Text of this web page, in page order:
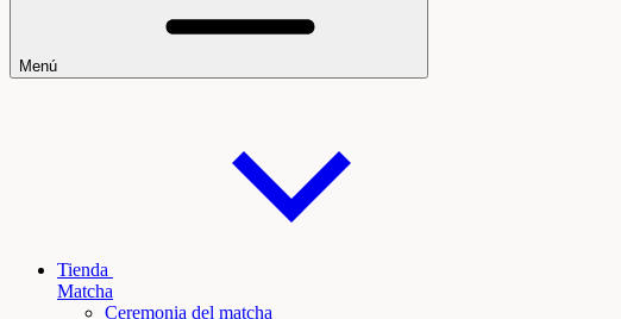
Menú
Tienda
Matcha
Ceremonia del matcha